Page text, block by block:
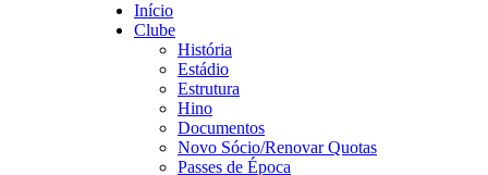
Início
Clube
História
Estádio
Estrutura
Hino
Documentos
Novo Sócio/Renovar Quotas
Passes de Época